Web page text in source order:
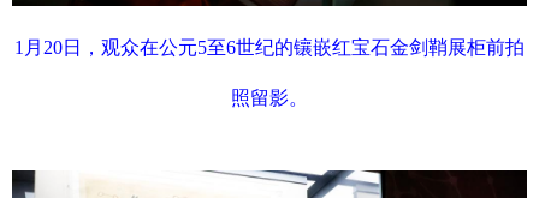
1月20日，观众在公元5至6世纪的镶嵌红宝石金剑鞘展柜前拍
照留影。